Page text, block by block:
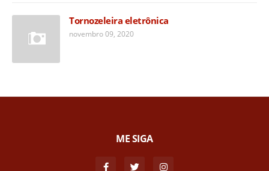
Tornozeleira eletrônica
novembro 09, 2020
ME SIGA